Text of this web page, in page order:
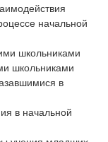
начальной
школьниками
школьниками
в
в начальной